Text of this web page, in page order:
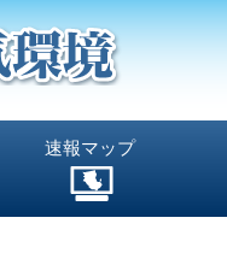
速報マップ